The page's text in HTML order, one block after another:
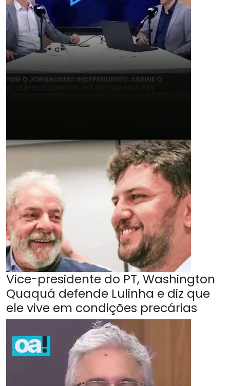
Vice-presidente do PT, Washington
Quaquá defende Lulinha e diz que
ele vive em condições precárias